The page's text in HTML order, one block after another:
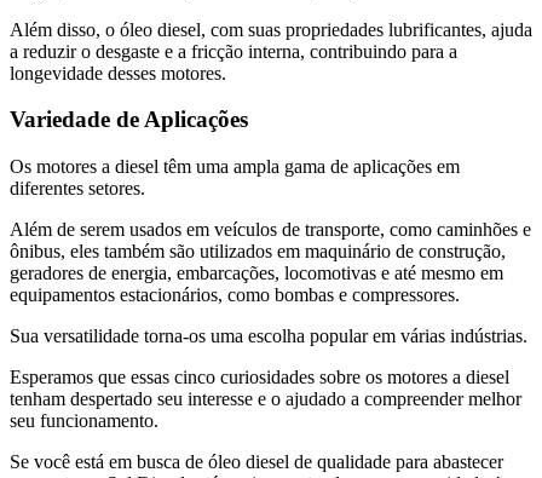
Além disso, o óleo diesel, com suas propriedades lubrificantes, ajuda
a reduzir o desgaste e a fricção interna, contribuindo para a
longevidade desses motores.
Variedade de Aplicações
Os motores a diesel têm uma ampla gama de aplicações em
diferentes setores.
Além de serem usados em veículos de transporte, como caminhões e
ônibus, eles também são utilizados em maquinário de construção,
geradores de energia, embarcações, locomotivas e até mesmo em
equipamentos estacionários, como bombas e compressores.
Sua versatilidade torna-os uma escolha popular em várias indústrias.
Esperamos que essas cinco curiosidades sobre os motores a diesel
tenham despertado seu interesse e o ajudado a compreender melhor
seu funcionamento.
Se você está em busca de óleo diesel de qualidade para abastecer